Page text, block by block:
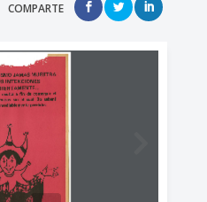
COMPARTE